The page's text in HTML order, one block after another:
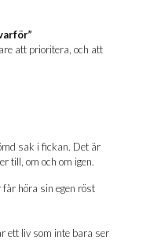
att pri­o­ri­te­ra, och att
sak i fic­kan. Det är
till, om och om igen.
höra sin egen röst
ett liv som inte bara ser